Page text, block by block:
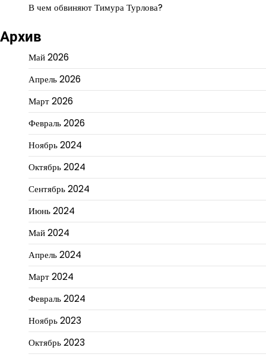
В чем обвиняют Тимура Турлова?
Архив
Май 2026
Апрель 2026
Март 2026
Февраль 2026
Ноябрь 2024
Октябрь 2024
Сентябрь 2024
Июнь 2024
Май 2024
Апрель 2024
Март 2024
Февраль 2024
Ноябрь 2023
Октябрь 2023